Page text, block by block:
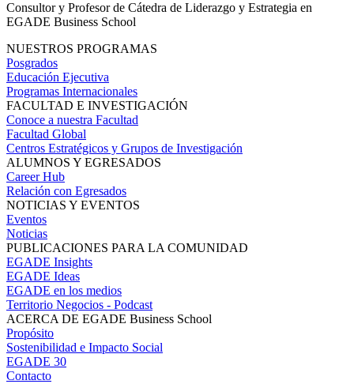
Consultor y Profesor de Cátedra de Liderazgo y Estrategia en
EGADE Business School
NUESTROS PROGRAMAS
Posgrados
Educación Ejecutiva
Programas Internacionales
FACULTAD E INVESTIGACIÓN
Conoce a nuestra Facultad
Facultad Global
Centros Estratégicos y Grupos de Investigación
ALUMNOS Y EGRESADOS
Career Hub
Relación con Egresados
NOTICIAS Y EVENTOS
Eventos
Noticias
PUBLICACIONES PARA LA COMUNIDAD
EGADE Insights
EGADE Ideas
EGADE en los medios
Territorio Negocios - Podcast
ACERCA DE EGADE Business School
Propósito
Sostenibilidad e Impacto Social
EGADE 30
Contacto